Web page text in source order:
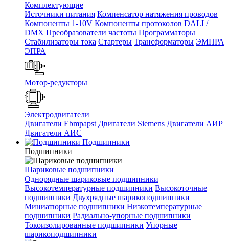
Комплектующие
Источники питания Компенсатор натяжения проводов
Компоненты 1-10V Компоненты протоколов DALI /
DMX Преобразователи частоты Программаторы
Стабилизаторы тока Стартеры Трансформаторы ЭМПРА
ЭПРА
Мотор-редукторы
Электродвигатели
Двигатели Ebmpapst Двигатели Siemens Двигатели АИР
Двигатели АИС
Подшипники
Подшипники
Шариковые подшипники
Однорядные шариковые подшипники
Высокотемпературные подшипники Высокоточные
подшипники Двухрядные шарикоподшипники
Миниатюрные подшипники Низкотемпературные
подшипники Радиально-упорные подшипники
Токоизолированные подшипники Упорные
шарикоподшипники